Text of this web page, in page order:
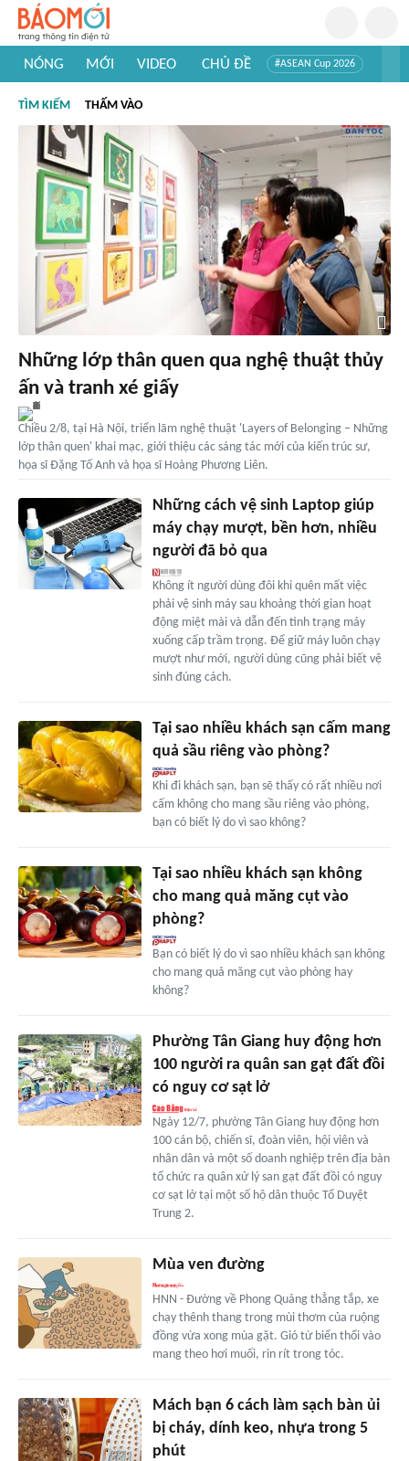
NÓNG MỚI VIDEO CHỦ ĐỀ #ASEAN Cup 2026
#Khám phá thế giới
TÌM KIẾM THẤM VÀO
Những lớp thân quen qua nghệ thuật thủy
ấn và tranh xé giấy
Chiều 2/8, tại Hà Nội, triển lãm nghệ thuật 'Layers of Belonging – Những
lớp thân quen' khai mạc, giới thiệu các sáng tác mới của kiến trúc sư,
họa sĩ Đặng Tố Anh và họa sĩ Hoàng Phương Liên.
Những cách vệ sinh Laptop giúp
máy chạy mượt, bền hơn, nhiều
người đã bỏ qua
Không ít người dùng đôi khi quên mất việc
phải vệ sinh máy sau khoảng thời gian hoạt
động miệt mài và dẫn đến tình trạng máy
xuống cấp trầm trọng. Để giữ máy luôn chạy
mượt như mới, người dùng cũng phải biết vệ
sinh đúng cách.
Tại sao nhiều khách sạn cấm mang
quả sầu riêng vào phòng?
Khi đi khách sạn, bạn sẽ thấy có rất nhiều nơi
cấm không cho mang sầu riêng vào phòng,
bạn có biết lý do vì sao không?
Tại sao nhiều khách sạn không
cho mang quả măng cụt vào
phòng?
Bạn có biết lý do vì sao nhiều khách sạn không
cho mang quả măng cụt vào phòng hay
không?
Phường Tân Giang huy động hơn
100 người ra quân san gạt đất đồi
có nguy cơ sạt lở
Ngày 12/7, phường Tân Giang huy động hơn
100 cán bộ, chiến sĩ, đoàn viên, hội viên và
nhân dân và một số doanh nghiệp trên địa bàn
tổ chức ra quân xử lý san gạt đất đồi có nguy
cơ sạt lở tại một số hộ dân thuộc Tổ Duyệt
Trung 2.
Mùa ven đường
HNN - Đường về Phong Quảng thẳng tắp, xe
chạy thênh thang trong mùi thơm của ruộng
đồng vừa xong mùa gặt. Gió từ biển thổi vào
mang theo hơi muối, rin rít trong tóc.
Mách bạn 6 cách làm sạch bàn ủi
bị cháy, dính keo, nhựa trong 5
phút